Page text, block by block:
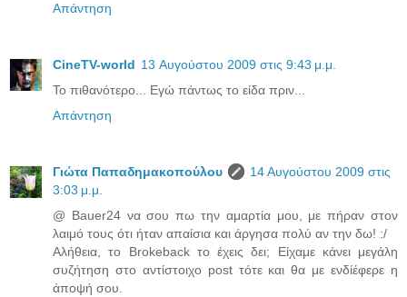
Απάντηση
CineTV-world 13 Αυγούστου 2009 στις 9:43 μ.μ.
Το πιθανότερο... Εγώ πάντως το είδα πριν...
Απάντηση
Γιώτα Παπαδημακοπούλου
14 Αυγούστου 2009 στις
3:03 μ.μ.
@ Bauer24 να σου πω την αμαρτία μου, με πήραν στον
λαιμό τους ότι ήταν απαίσια και άργησα πολύ αν την δω! :/
Αλήθεια, το Brokeback το έχεις δει; Είχαμε κάνει μεγάλη
συζήτηση στο αντίστοιχο post τότε και θα με ενδίέφερε η
άποψή σου.